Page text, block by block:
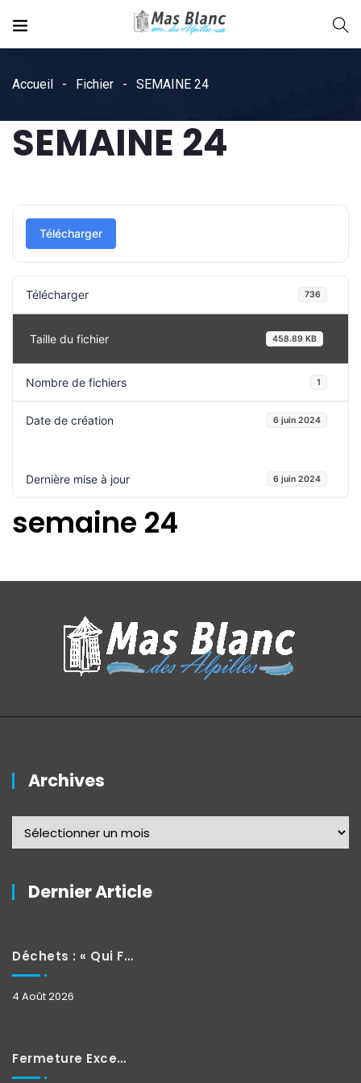
Accueil Fichier SEMAINE 24
SEMAINE 24
Télécharger
Télécharger 736
Taille du fichier 458.89 KB
Nombre de fichiers 1
Date de création 6 juin 2024
Dernière mise à jour 6 juin 2024
semaine 24
Archives
Dernier Article
Déchets : « Qui Fait Quoi »
4 Août 2026
Fermeture Exceptionnelle